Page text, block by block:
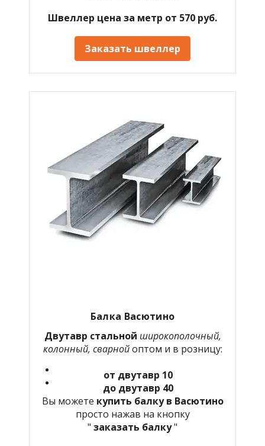
Швеллер цена за метр от 570 руб.
Заказать швеллер
Балка Васютино
Двутавр стальной широкополочный,
колонный, сварнойоптом и в розницу:
от двутавр 10
до двутавр 40
Вы можете купить балку в Васютино
просто нажав на кнопку
" заказать балку"